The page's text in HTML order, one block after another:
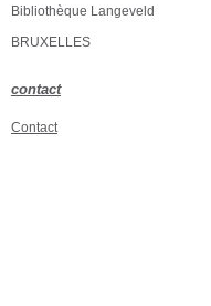
Bibliothèque Langeveld
BRUXELLES
contact
Contact